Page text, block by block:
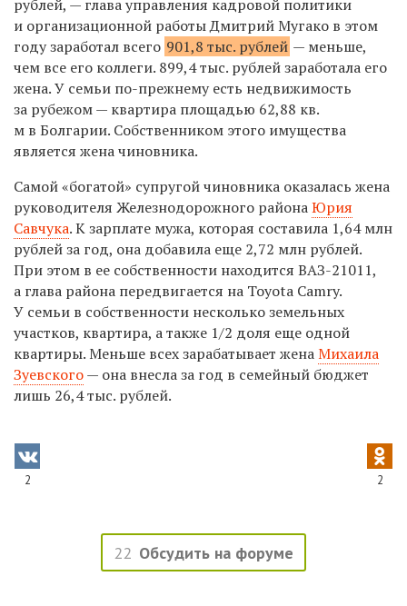
рублей, — глава управления кадровой политики
и организационной работы Дмитрий Мугако в этом
году заработал всего 901,8 тыс. рублей — меньше,
чем все его коллеги. 899,4 тыс. рублей заработала его
жена. У семьи по-прежнему есть недвижимость
за рубежом — квартира площадью 62,88 кв.
м в Болгарии. Собственником этого имущества
является жена чиновника.
Самой «богатой» супругой чиновника оказалась жена
руководителя Железнодорожного районаЮрия
Савчука. К зарплате мужа, которая составила 1,64 млн
рублей за год, она добавила еще 2,72 млн рублей.
При этом в ее собственности находится ВАЗ-21011,
а глава района передвигается на Toyota Camry.
У семьи в собственности несколько земельных
участков, квартира, а также 1/2 доля еще одной
квартиры. Меньше всех зарабатывает женаМихаила
Зуевского— она внесла за год в семейный бюджет
лишь 26,4 тыс. рублей.
2 2
22 Обсудить на форуме